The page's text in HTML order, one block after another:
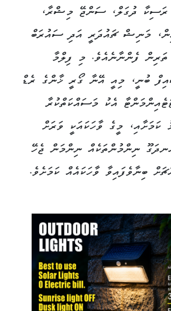
ރަސިކާ ދުގަލް، ސަންޖޭ މިޝްރާ،
މަނިޝް ޗައުދަރީ އަދި ސައުރަބް
ފެންނާނެއެވެ. މި ފިލްމާ
ބުނީ، މިއީ އޭނާ ގޯރީ ޚާންގެ ރެޑް
އެކު މަސައްކަތްކުރާ
ކަމަށާއި، މީގެ ވާހަކައަކީ ވަރަށް
ނިންމުންތަކެއް ނިންމަން ޖެހޭ
ބިނާވެފައިވާ ވާހަކައެއް ކަމަށެވެ.